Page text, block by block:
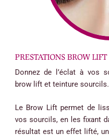
PRESTATIONS BROW
Donnez de l’éclat à vos
brow lift et teinture sourcils.
Le Brow Lift permet de
vos sourcils, en les fixant
résultat est un effet lifté,